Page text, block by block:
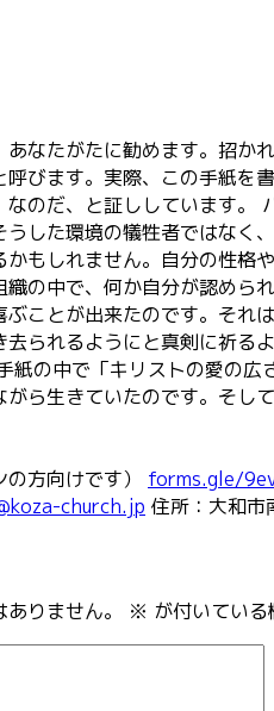
あなたがたに勧めます。招か
びます。実際、この手紙を
のだ、と証ししています
した環境の犠牲者ではな
もしれません。自分の性
の中で、何か自分が認めら
ことが出来たのです。そ
られるようにと真剣に祈
紙の中で「キリストの愛の
ら生きていたのです。そし
方向けです） forms.gle/
church.jp 住所：大和市
りません。 ※ が付いてい